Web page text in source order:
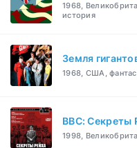
1968,
история
Земля
1968, США,
BBC: Секреты
1998,